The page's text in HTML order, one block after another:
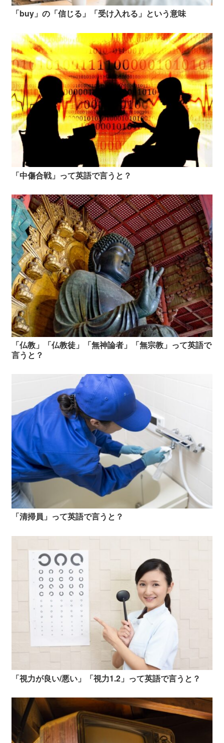
「buy」の「信じる」「受け入れる」という意味
「中傷合戦」って英語で言うと？
「仏教」「仏教徒」「無神論者」「無宗教」って英語で
言うと？
「清掃員」って英語で言うと？
「視力が良い/悪い」「視力1.2」って英語で言うと？